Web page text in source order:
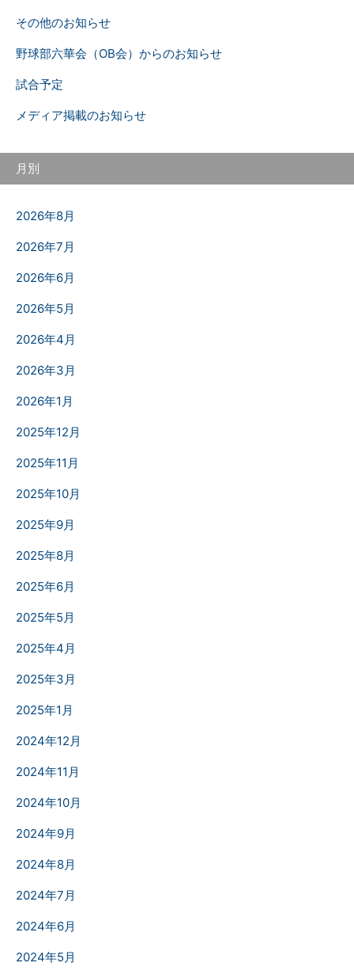
その他のお知らせ
野球部六華会（OB会）からのお知らせ
試合予定
メディア掲載のお知らせ
月別
2026年8月
2026年7月
2026年6月
2026年5月
2026年4月
2026年3月
2026年1月
2025年12月
2025年11月
2025年10月
2025年9月
2025年8月
2025年6月
2025年5月
2025年4月
2025年3月
2025年1月
2024年12月
2024年11月
2024年10月
2024年9月
2024年8月
2024年7月
2024年6月
2024年5月